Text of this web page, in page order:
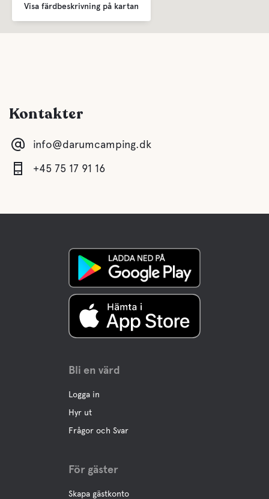
Visa färdbeskrivning på kartan
Kontakter
info@darumcamping.dk
+45 75 17 91 16
Bli en värd
Logga in
Hyr ut
Frågor och Svar
För gäster
Skapa gästkonto